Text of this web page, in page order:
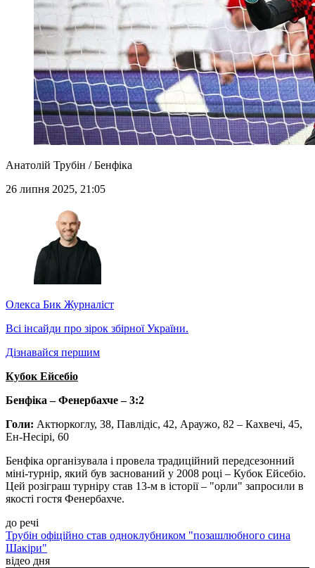
Анатолій Трубін / Бенфіка
26 липня 2025, 21:05
Олекса Бик Журналіст
Всі інсайди про зірок збірної України.
Дізнавайся першим
Кубок Ейсебіо
Бенфіка – Фенербахче – 3:2
Голи: Актюркоглу, 38, Павлідіс, 42, Араужо, 82 – Кахвечі, 45,
Ен-Несірі, 60
Бенфіка організувала і провела традиційний передсезонний
міні-турнір, який був заснований у 2008 році – Кубок Ейсебіо.
Цей розіграш турніру став 13-м в історії – "орли" запросили в
якості гостя Фенербахче.
до речі
Трубін офіційно став одноклубником "позашлюбного сина
Шакіри"
відео дня